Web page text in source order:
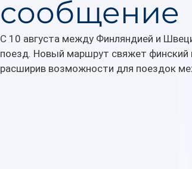
сообщение
С 10 августа между Финляндией и
поезд. Новый маршрут свяжет финский
расширив возможности для поездок